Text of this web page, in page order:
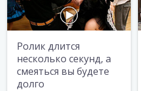
Ролик длится
несколько секунд, а
смеяться вы будете
долго